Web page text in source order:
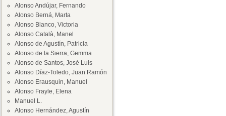
Alonso Andújar, Fernando
Alonso Berná, Marta
Alonso Blanco, Victoria
Alonso Català, Manel
Alonso de Agustín, Patricia
Alonso de la Sierra, Gemma
Alonso de Santos, José Luis
Alonso Díaz-Toledo, Juan Ramón
Alonso Erausquin, Manuel
Alonso Frayle, Elena
Manuel L.
Alonso Hernández, Agustín